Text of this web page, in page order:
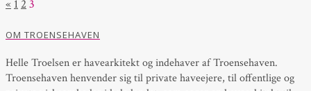
« 1 2 3
OM TROENSEHAVEN
Helle Troelsen er havearkitekt og indehaver af Troensehaven.
Troensehaven henvender sig til private haveejere, til offentlige og